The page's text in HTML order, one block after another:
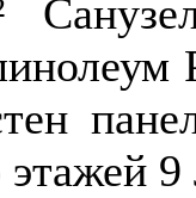
этажей